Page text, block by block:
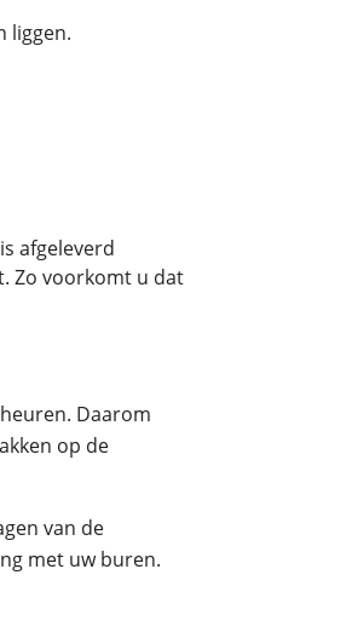
liggen.
afgeleverd
Zo voorkomt u dat
Daarom
op de
van de
met uw buren.